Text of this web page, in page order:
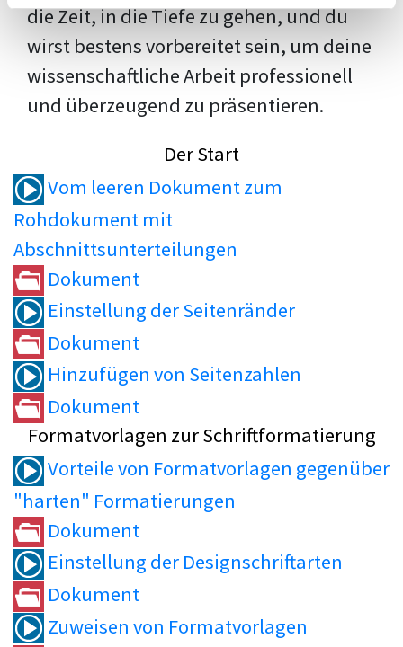
die Zeit, in die Tiefe zu gehen, und du
wirst bestens vorbereitet sein, um deine
wissenschaftliche Arbeit professionell
und überzeugend zu präsentieren.
Der Start
Vom leeren Dokument zum
Rohdokument mit
Abschnittsunterteilungen
Dokument
Einstellung der Seitenränder
Dokument
Hinzufügen von Seitenzahlen
Dokument
Formatvorlagen zur Schriftformatierung
Vorteile von Formatvorlagen gegenüber
"harten" Formatierungen
Dokument
Einstellung der Designschriftarten
Dokument
Zuweisen von Formatvorlagen